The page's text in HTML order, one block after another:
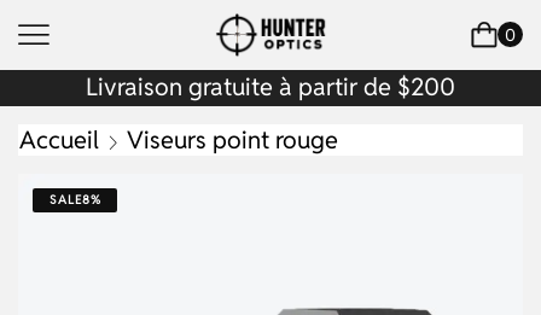
0
Livraison gratuite à partir de $200
Accueil
Viseurs point rouge
SALE8%